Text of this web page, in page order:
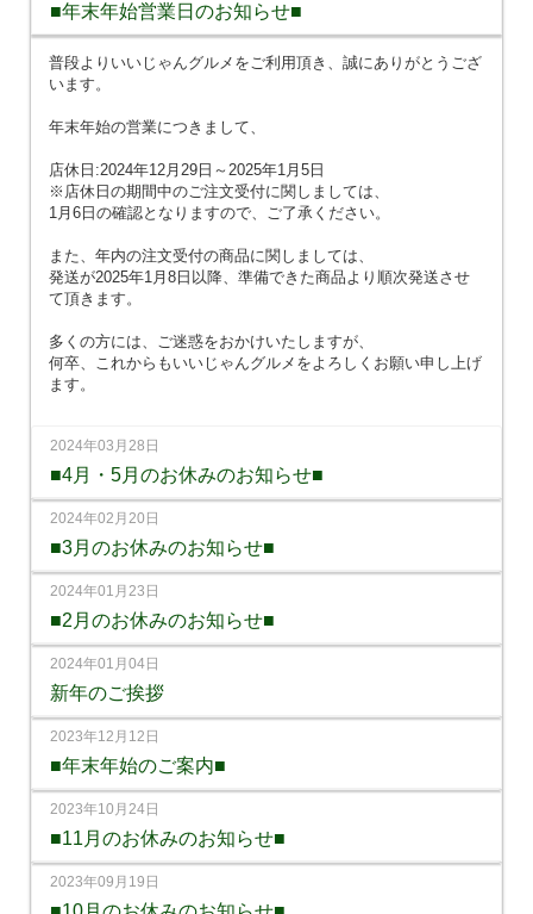
■年末年始営業日のお知らせ■
普段よりいいじゃんグルメをご利用頂き、誠にありがとうござ
います。
年末年始の営業につきまして、
店休日:2024年12月29日～2025年1月5日
※店休日の期間中のご注文受付に関しましては、
1月6日の確認となりますので、ご了承ください。
また、年内の注文受付の商品に関しましては、
発送が2025年1月8日以降、準備できた商品より順次発送させ
て頂きます。
多くの方には、ご迷惑をおかけいたしますが、
何卒、これからもいいじゃんグルメをよろしくお願い申し上げ
ます。
2024年03月28日
■4月・5月のお休みのお知らせ■
2024年02月20日
■3月のお休みのお知らせ■
2024年01月23日
■2月のお休みのお知らせ■
2024年01月04日
新年のご挨拶
2023年12月12日
■年末年始のご案内■
2023年10月24日
■11月のお休みのお知らせ■
2023年09月19日